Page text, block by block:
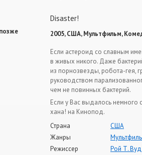
Disaster!
2005, США, Мультфильм,
Если астероид со славным
в живых никого. Даже
из порнозвезды, робота-гея,
руководством
чем не повинных бактерий.
Если у Вас выдалось немного
хана! на Кинопод.
Страна
США
Жанры
Режиссер
Рой Т. Вуд